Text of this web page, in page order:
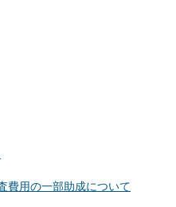
費用の一部助成について